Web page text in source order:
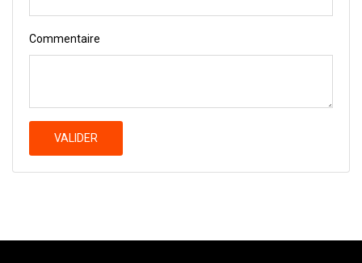
Commentaire
VALIDER